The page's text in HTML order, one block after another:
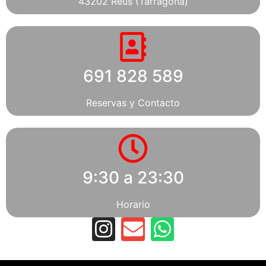
691 828 589
Reservas y Contacto
9:30 a 23:30
Horario